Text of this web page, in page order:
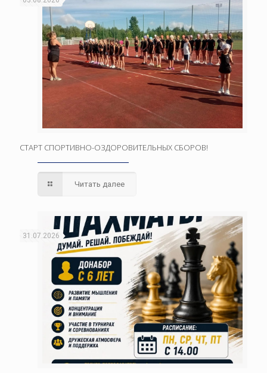
СТАРТ СПОРТИВНО-ОЗДОРОВИТЕЛЬНЫХ СБОРОВ!
Читать далее
31.07.2026